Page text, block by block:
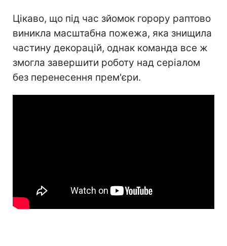
Цікаво, що під час зйомок горору раптово
виникла масштабна пожежа, яка знищила
частину декорацій, однак команда все ж
змогла завершити роботу над серіалом
без перенесення прем'єри.